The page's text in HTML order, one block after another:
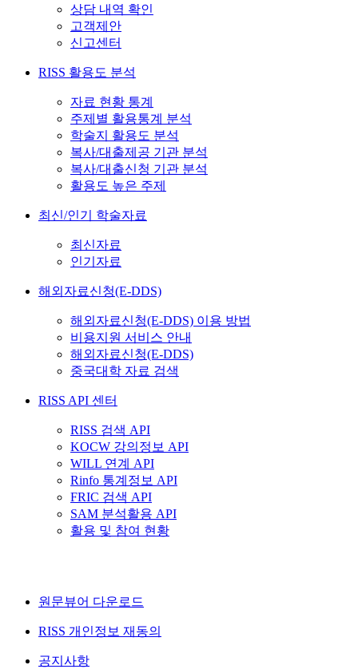
상담 내역 확인
고객제안
신고센터
RISS 활용도 분석
자료 현황 통계
주제별 활용통계 분석
학술지 활용도 분석
복사/대출제공 기관 분석
복사/대출신청 기관 분석
활용도 높은 주제
최신/인기 학술자료
최신자료
인기자료
해외자료신청(E-DDS)
해외자료신청(E-DDS) 이용 방법
비용지원 서비스 안내
해외자료신청(E-DDS)
중국대학 자료 검색
RISS API 센터
RISS 검색 API
KOCW 강의정보 API
WILL 연계 API
Rinfo 통계정보 API
FRIC 검색 API
SAM 분석활용 API
활용 및 참여 현황
원문뷰어 다운로드
RISS 개인정보 재동의
공지사항